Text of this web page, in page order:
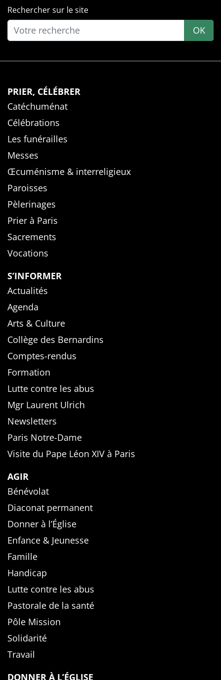
Rechercher sur le site
OK
PRIER, CÉLÉBRER
Catéchuménat
Célébrations
Les funérailles
Messes
Œcuménisme & interreligieux
Paroisses
Pèlerinages
Prier à Paris
Sacrements
Vocations
S’INFORMER
Actualités
Agenda
Arts & Culture
Collège des Bernardins
Comptes-rendus
Formation
Lutte contre les abus
Mgr Laurent Ulrich
Newsletters
Paris Notre-Dame
Visite du Pape Léon XIV à Paris
AGIR
Bénévolat
Diaconat permanent
Donner à l’Église
Enfance & Jeunesse
Famille
Handicap
Lutte contre les abus
Pastorale de la santé
Pôle Mission
Solidarité
Travail
DONNER À L’ÉGLISE